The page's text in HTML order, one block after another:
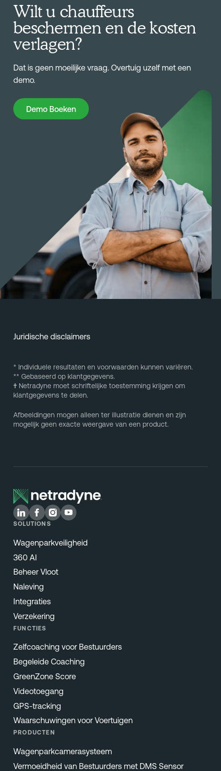
Wilt u chauffeurs
beschermen en de kosten
verlagen?
Dat is geen moeilijke vraag. Overtuig uzelf met een
demo.
Demo Boeken
Demo Boeken
Juridische disclaimers
* Individuele resultaten en voorwaarden kunnen variëren.
** Gebaseerd op klantgegevens.
†Netradyne moet schriftelijke toestemming krijgen om
klantgegevens te delen.
Afbeeldingen mogen alleen ter illustratie dienen en zijn
mogelijk geen exacte weergave van een product.
SOLUTIONS
Wagenparkveiligheid
360 AI
Beheer Vloot
Naleving
Integraties
Verzekering
FUNCTIES
Zelfcoaching voor Bestuurders
Begeleide Coaching
GreenZone Score
Videotoegang
GPS-tracking
Waarschuwingen voor Voertuigen
PRODUCTEN
Wagenparkcamerasysteem
Vermoeidheid van Bestuurders met DMS Sensor